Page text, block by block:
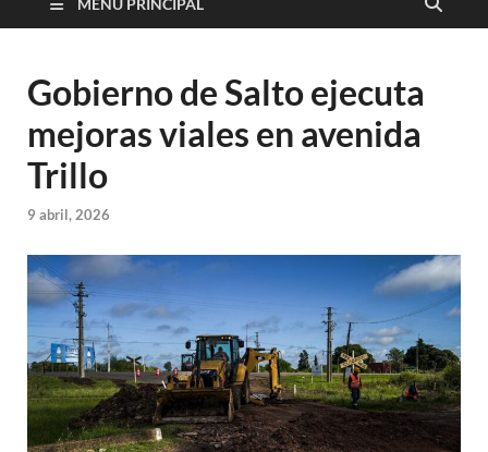
MENÚ PRINCIPAL
Gobierno de Salto ejecuta
mejoras viales en avenida
Trillo
9 abril, 2026